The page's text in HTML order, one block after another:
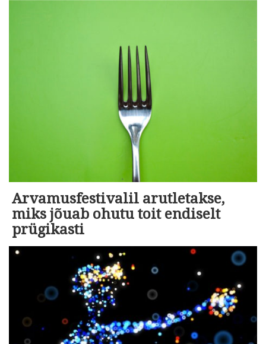
Arvamusfestivalil arutletakse,
miks jõuab ohutu toit endiselt
prügikasti